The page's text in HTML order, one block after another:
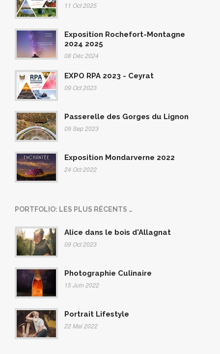
11 Oct 2025
Exposition Rochefort-Montagne
2024 2025
08 Déc 2024
EXPO RPA 2023 - Ceyrat
09 Oct 2023
Passerelle des Gorges du Lignon
09 Sep 2023
Exposition Mondarverne 2022
24 Oct 2022
PORTFOLIO: LES PLUS RÉCENTS …
Alice dans le bois d'Allagnat
09 Oct 2023
Photographie Culinaire
15 Juin 2022
Portrait Lifestyle
22 Mai 2022